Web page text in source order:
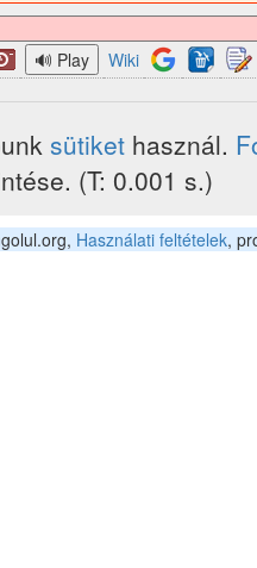
Wiki
sütiket használ.
(T: 0.001 s.)
Használati feltételek,